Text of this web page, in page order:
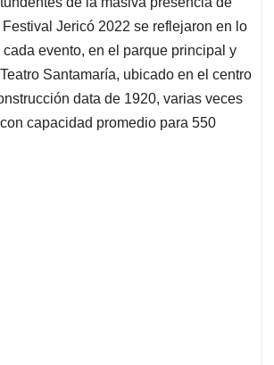
e
d
I
n
l
a
d
s
Jericó 2022 se reflejaron en lo
cada evento, en el parque principal y
Santamaría, ubicado en el centro
data de 1920, varias veces
capacidad promedio para 550